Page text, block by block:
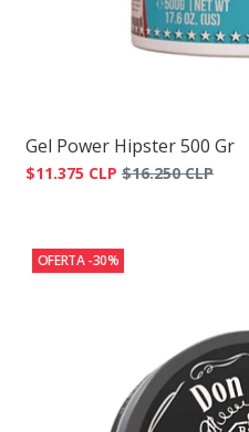
Gel Power Hipster 500 Gr
$11.375 CLP $16.250 CLP
OFERTA -30%